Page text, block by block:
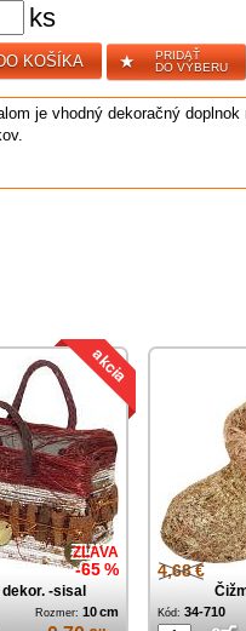
ks
KOŠÍKA ★
PRIDAŤ
DO VÝBERU
je vhodný dekoračný doplnok
ZĽAVA
-65 %
-sisal
Rozmer: 10 cm
4,68 €
Kód: 34-710